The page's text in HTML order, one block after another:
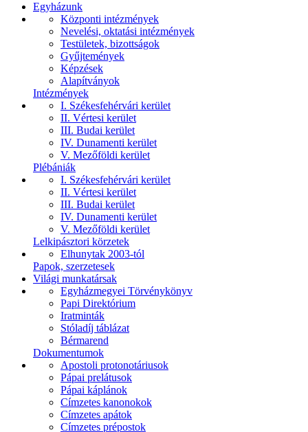
Egyházunk
Központi intézmények
Nevelési, oktatási intézmények
Testületek, bizottságok
Gyűjtemények
Képzések
Alapítványok
Intézmények
I. Székesfehérvári kerület
II. Vértesi kerület
III. Budai kerület
IV. Dunamenti kerület
V. Mezőföldi kerület
Plébániák
I. Székesfehérvári kerület
II. Vértesi kerület
III. Budai kerület
IV. Dunamenti kerület
V. Mezőföldi kerület
Lelkipásztori körzetek
Elhunytak 2003-tól
Papok, szerzetesek
Világi munkatársak
Egyházmegyei Törvénykönyv
Papi Direktórium
Iratminták
Stóladíj táblázat
Bérmarend
Dokumentumok
Apostoli protonotáriusok
Pápai prelátusok
Pápai káplánok
Címzetes kanonokok
Címzetes apátok
Címzetes prépostok